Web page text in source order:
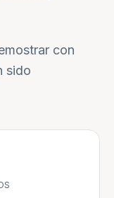
con
sido